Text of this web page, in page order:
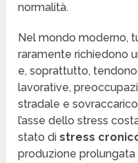
normalità.
Nel mondo moderno,
raramente richiedono
e, soprattutto,
lavorative,
stradale e
l’asse dello stress
stato distress
produzione